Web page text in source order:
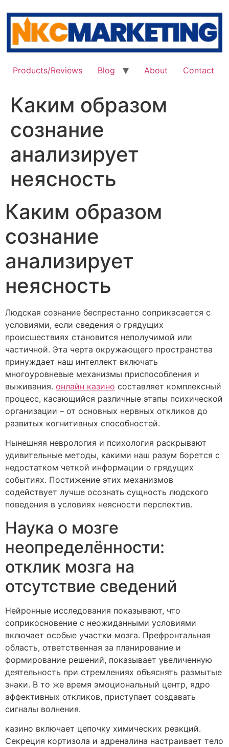
content
Products/Reviews Blog About Contact
Каким образом
сознание
анализирует
неясность
Каким образом
сознание
анализирует
неясность
Людская сознание беспрестанно соприкасается с
условиями, если сведения о грядущих
происшествиях становится неполучимой или
частичной. Эта черта окружающего пространства
принуждает наш интеллект включать
многоуровневые механизмы приспособления и
выживания. онлайн казино составляет комплексный
процесс, касающийся различные этапы психической
организации – от основных нервных откликов до
развитых когнитивных способностей.
Нынешняя неврология и психология раскрывают
удивительные методы, какими наш разум борется с
недостатком четкой информации о грядущих
событиях. Постижение этих механизмов
содействует лучше осознать сущность людского
поведения в условиях неясности перспектив.
Наука о мозге
неопределённости:
отклик мозга на
отсутствие сведений
Нейронные исследования показывают, что
соприкосновение с неожиданными условиями
включает особые участки мозга. Префронтальная
область, ответственная за планирование и
формирование решений, показывает увеличенную
деятельность при стремлениях объяснять размытые
знаки. В то же время эмоциональный центр, ядро
аффективных откликов, приступает создавать
сигналы волнения.
казино включает цепочку химических реакций.
Секреция кортизола и адреналина настраивает тело